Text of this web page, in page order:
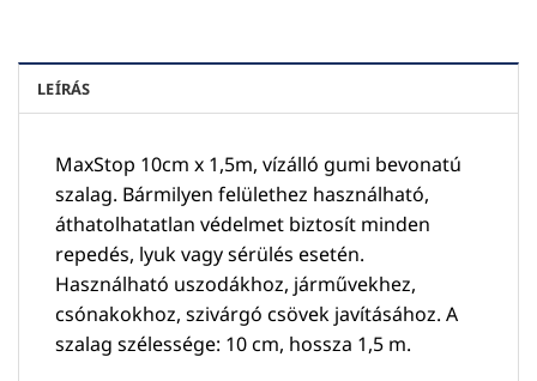
LEÍRÁS
MaxStop 10cm x 1,5m, vízálló gumi bevonatú
szalag. Bármilyen felülethez használható,
áthatolhatatlan védelmet biztosít minden
repedés, lyuk vagy sérülés esetén.
Használható uszodákhoz, járművekhez,
csónakokhoz, szivárgó csövek javításához. A
szalag szélessége: 10 cm, hossza 1,5 m.